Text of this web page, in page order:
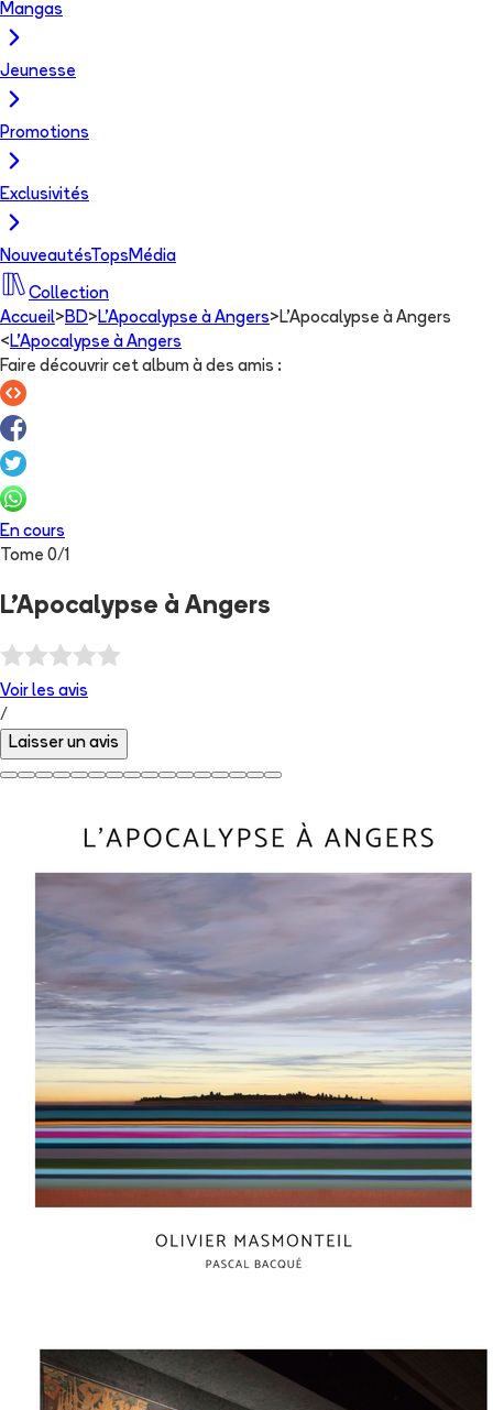
Mangas
Jeunesse
Promotions
Exclusivités
NouveautésTops Média
Collection
Accueil> BD> L'Apocalypse à Angers> L'Apocalypse à Angers
< L'Apocalypse à Angers
Faire découvrir cet album à des amis :
En cours
Tome 0/1
L'Apocalypse à Angers
Voir les avis
/
Laisser un avis